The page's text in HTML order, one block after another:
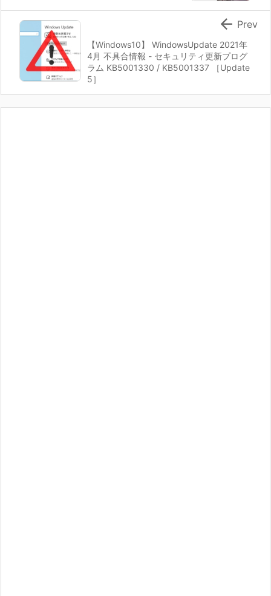
【Windows10】 WindowsUpdate 2021年
4月 不具合情報 - セキュリティ更新プログ
ラム KB5001330 / KB5001337 ［Update
5］
 Prev